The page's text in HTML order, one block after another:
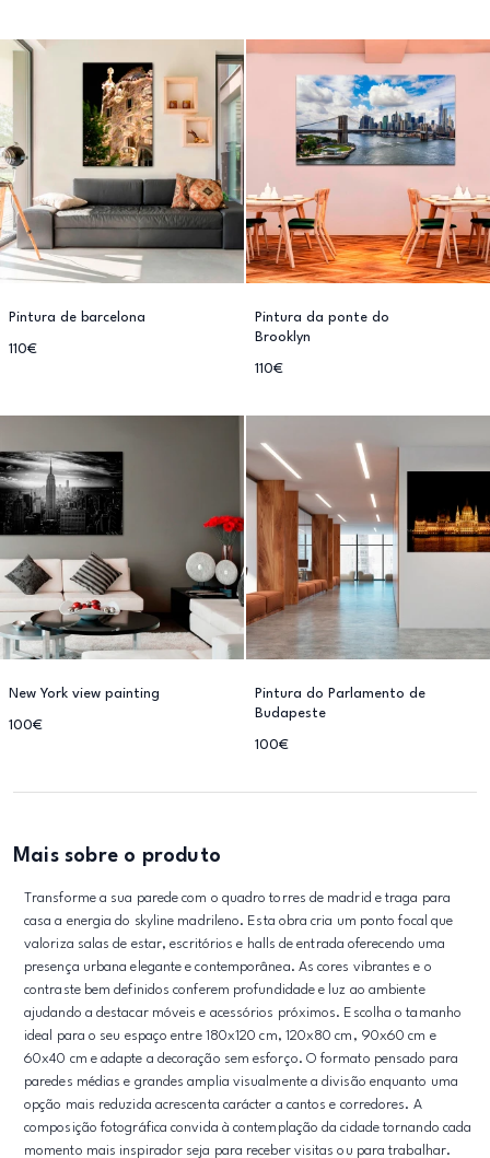
Pintura de barcelona
110€
Pintura da ponte do
Brooklyn
110€
New York view painting
100€
Pintura do Parlamento de
Budapeste
100€
Mais sobre o produto
Transforme a sua parede com o quadro torres de madrid e traga para
casa a energia do skyline madrileno. Esta obra cria um ponto focal que
valoriza salas de estar, escritórios e halls de entrada oferecendo uma
presença urbana elegante e contemporânea. As cores vibrantes e o
contraste bem definidos conferem profundidade e luz ao ambiente
ajudando a destacar móveis e acessórios próximos. Escolha o tamanho
ideal para o seu espaço entre 180x120 cm, 120x80 cm, 90x60 cm e
60x40 cm e adapte a decoração sem esforço. O formato pensado para
paredes médias e grandes amplia visualmente a divisão enquanto uma
opção mais reduzida acrescenta carácter a cantos e corredores. A
composição fotográfica convida à contemplação da cidade tornando cada
momento mais inspirador seja para receber visitas ou para trabalhar.